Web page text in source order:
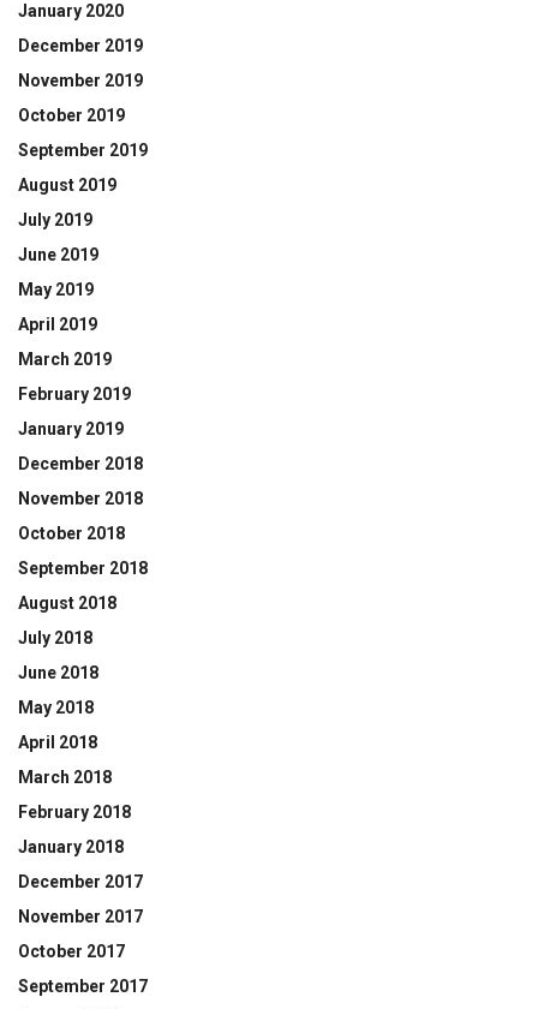
January 2020
December 2019
November 2019
October 2019
September 2019
August 2019
July 2019
June 2019
May 2019
April 2019
March 2019
February 2019
January 2019
December 2018
November 2018
October 2018
September 2018
August 2018
July 2018
June 2018
May 2018
April 2018
March 2018
February 2018
January 2018
December 2017
November 2017
October 2017
September 2017